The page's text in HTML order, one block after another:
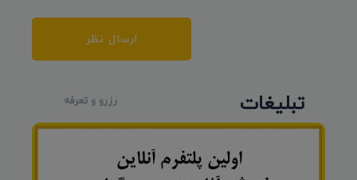
ارسال نظر
تبلیغات رزرو و تعرفه